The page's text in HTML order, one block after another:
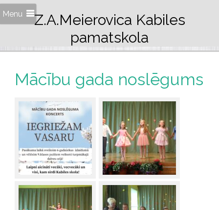
Menu
Z.A.Meierovica Kabiles
pamatskola
Mācību gada noslēgums